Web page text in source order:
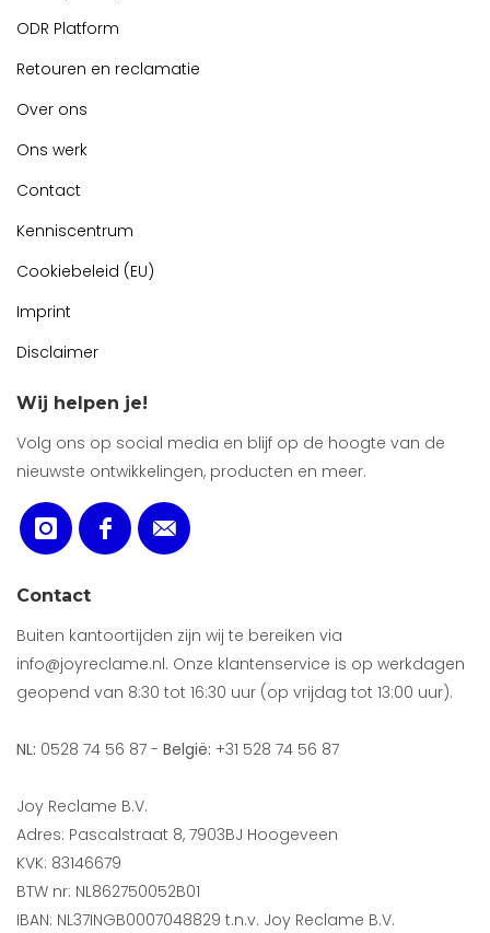
ODR Platform
Retouren en reclamatie
Over ons
Ons werk
Contact
Kenniscentrum
Cookiebeleid (EU)
Imprint
Disclaimer
Wij helpen je!
Volg ons op social media en blijf op de hoogte van de
nieuwste ontwikkelingen, producten en meer.
Contact
Buiten kantoortijden zijn wij te bereiken via
info@joyreclame.nl. Onze klantenservice is op werkdagen
geopend van 8:30 tot 16:30 uur (op vrijdag tot 13:00 uur).
NL: 0528 74 56 87 - België: +31 528 74 56 87
Joy Reclame B.V.
Adres: Pascalstraat 8, 7903BJ Hoogeveen
KVK: 83146679
BTW nr: NL862750052B01
IBAN: NL37INGB0007048829 t.n.v. Joy Reclame B.V.